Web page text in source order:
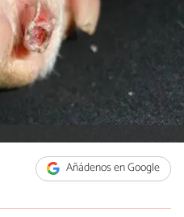
Añádenos en Google